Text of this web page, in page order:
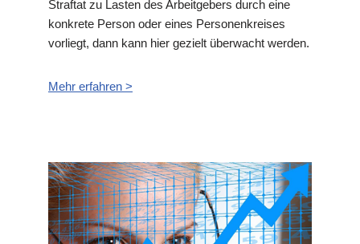
Straftat zu Lasten des Arbeitgebers durch eine
konkrete Person oder eines Personenkreises
vorliegt, dann kann hier gezielt überwacht werden.
Mehr erfahren >